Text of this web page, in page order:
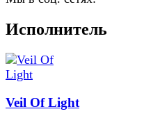
Исполнитель
Veil Of Light